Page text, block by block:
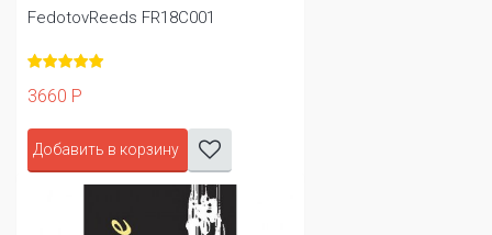
FedotovReeds FR18C001
3660 Р
Добавить в корзину